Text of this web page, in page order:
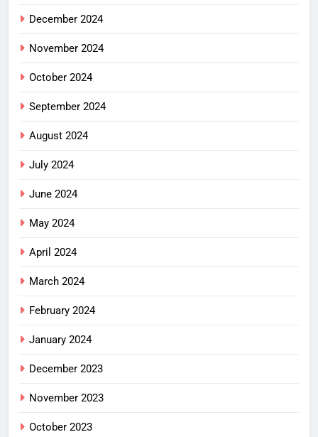
December 2024
November 2024
October 2024
September 2024
August 2024
July 2024
June 2024
May 2024
April 2024
March 2024
February 2024
January 2024
December 2023
November 2023
October 2023